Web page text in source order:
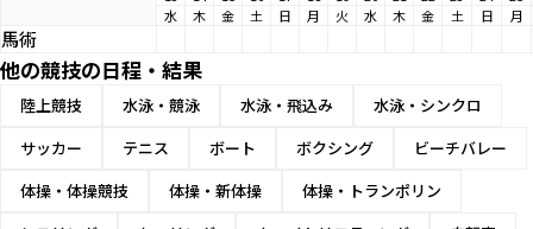
水
木 金 土 日 月 火 水 木 金 土 日 月
馬術
他の競技の日程・結果
陸上競技 水泳・競泳 水泳・飛込み
水泳・シンクロ
サッカー
テニス ボート ボクシング
ビーチバレー
体操・体操競技
体操・新体操
体操・トランポリン